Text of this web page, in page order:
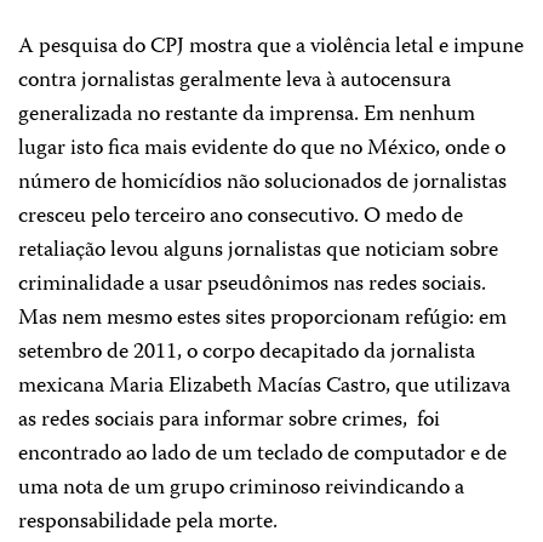
A pesquisa do CPJ mostra que a violência letal e impune
contra jornalistas geralmente leva à autocensura
generalizada no restante da imprensa. Em nenhum
lugar isto fica mais evidente do que no México, onde o
número de homicídios não solucionados de jornalistas
cresceu pelo terceiro ano consecutivo. O medo de
retaliação levou alguns jornalistas que noticiam sobre
criminalidade a usar pseudônimos nas redes sociais.
Mas nem mesmo estes sites proporcionam refúgio: em
setembro de 2011, o corpo decapitado da jornalista
mexicana Maria Elizabeth Macías Castro, que utilizava
as redes sociais para informar sobre crimes, foi
encontrado ao lado de um teclado de computador e de
uma nota de um grupo criminoso reivindicando a
responsabilidade pela morte.